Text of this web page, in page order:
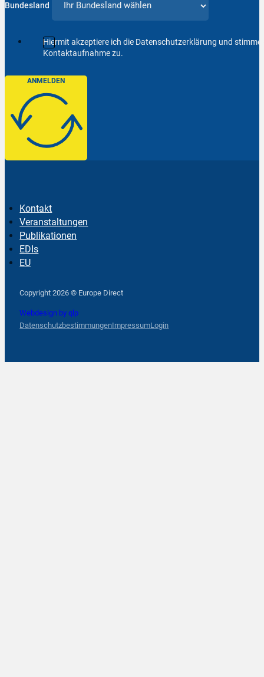
Bundesland
Hiermit akzeptiere ich die Datenschutzerklärung und
Kontaktaufnahme zu.
ANMELDEN
Kontakt
Veranstaltungen
Publikationen
EDIs
EU
Copyright 2026 © Europe Direct
Webdesign by qlp
DatenschutzbestimmungenImpressumLogin